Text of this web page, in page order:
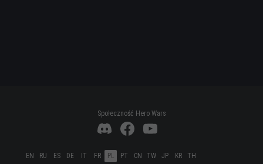
Społeczność Hero Wars
EN RU ES DE IT FR PL PT CN TW JP KR TH